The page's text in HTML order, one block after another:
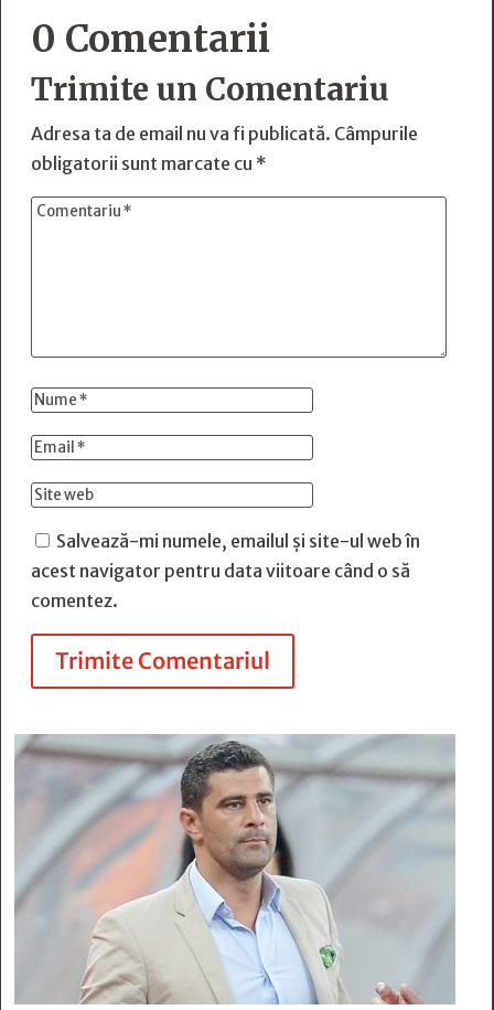
0 Comentarii
Trimite un Comentariu
Adresa ta de email nu va fi publicată. Câmpurile
obligatorii sunt marcate cu *
Salvează-mi numele, emailul și site-ul web în
acest navigator pentru data viitoare când o să
comentez.
Trimite Comentariul